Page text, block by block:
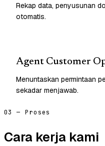
Rekap data, penyusunan
otomatis.
Agent Customer
Menuntaskan permintaan
sekadar menjawab.
03 — Proses
Cara kerja kami